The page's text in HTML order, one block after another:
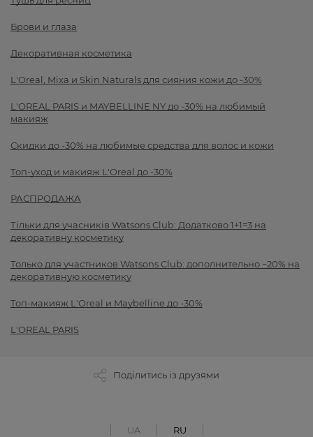
Брови и глаза
Декоративная косметика
L'Oreal, Mixa и Skin Naturals для сияния кожи до -30%
L'OREAL PARIS и MAYBELLINE NY до -30% на любимый
макияж
Скидки до -30% на любимые средства для волос и кожи
Топ-уход и макияж L'Oreal до -30%
РАСПРОДАЖА
Тільки для учасників Watsons Club: Додатково 1+1=3 на
декоративну косметику
Только для участников Watsons Club: дополнительно −20% на
декоративную косметику
Топ-макияж L'Oreal и Maybelline до -30%
L'OREAL PARIS
Поділитись із друзями
UA RU